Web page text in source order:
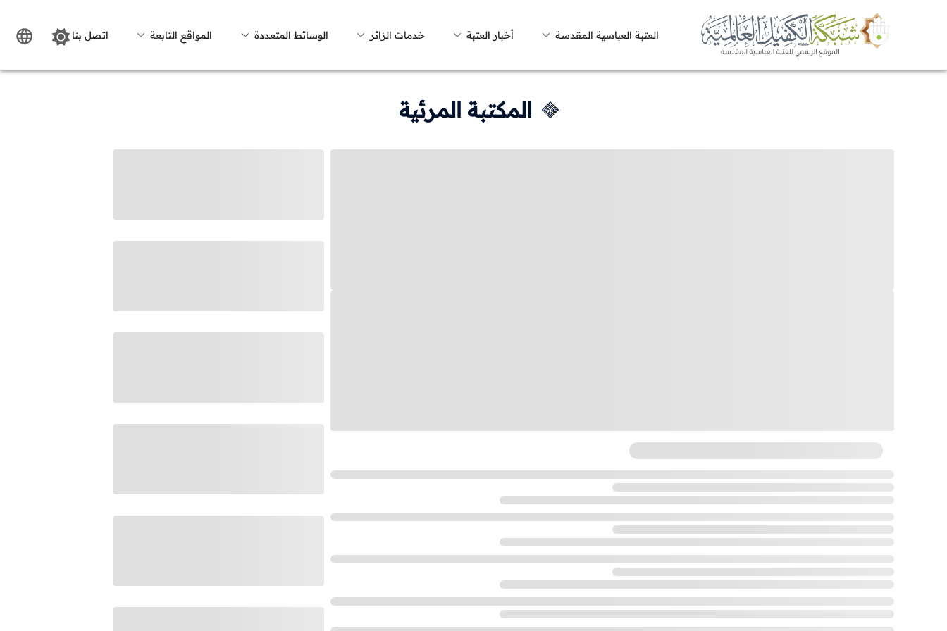
العتبة العباسية المقدسة أخبار العتبة خدمات الزائر الوسائط المتعددة المواقع التابعة اتصل بنا
المكتبة المرئية